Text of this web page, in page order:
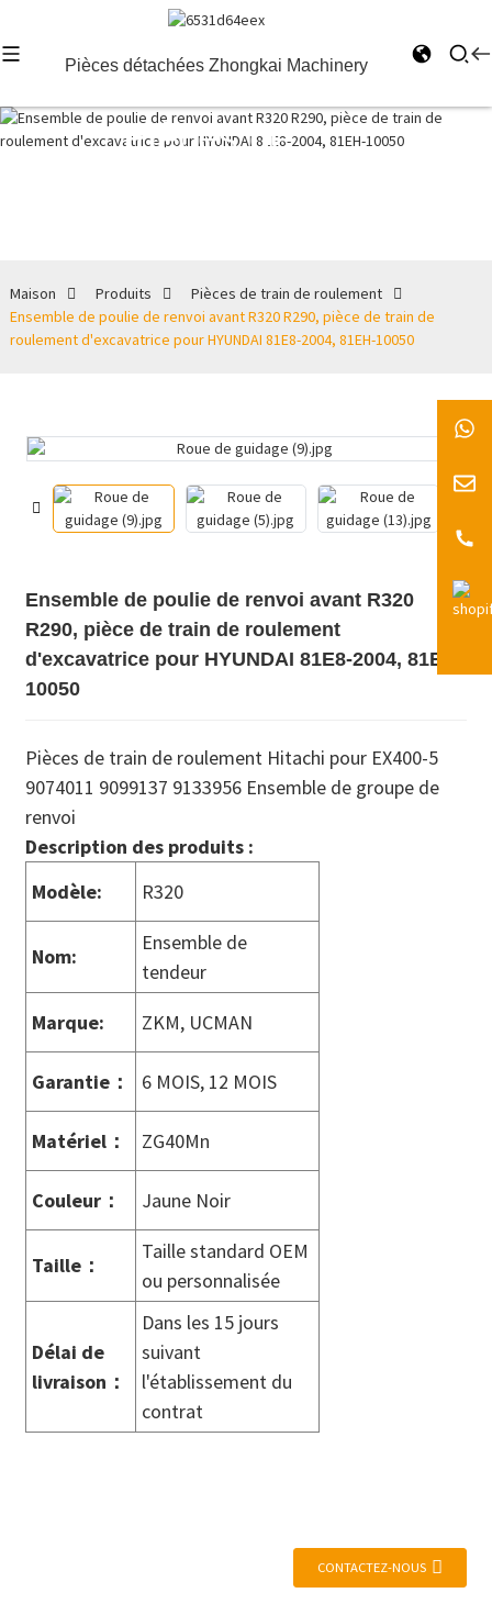
Pièces détachées Zhongkai Machinery
Pièces de
Maison Produits
Pièces de train de roulement
Ensemble de poulie de renvoi avant R320 R290, pièce de train de
roulement d'excavatrice pour HYUNDAI 81E8-2004, 81EH-10050
Ensemble de poulie de renvoi avant R320
R290, pièce de train de roulement
d'excavatrice pour HYUNDAI 81E8-2004, 81EH-
10050
Pièces de train de roulement Hitachi pour EX400-5
9074011 9099137 9133956 Ensemble de groupe de
renvoi
Description des produits :
Modèle:
R320
Nom:
Ensemble de
tendeur
Marque:
ZKM, UCMAN
Garantie： 6 MOIS, 12 MOIS
Matériel： ZG40Mn
Couleur： Jaune Noir
Taille：
Taille standard OEM
ou personnalisée
Délai de
livraison ：
Dans les 15 jours
suivant
l'établissement du
contrat
CONTACTEZ-NOUS